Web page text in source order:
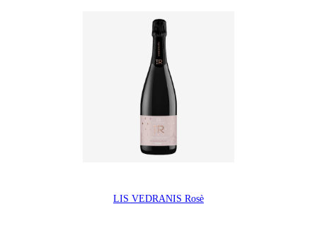
LIS VEDRANIS Rosè